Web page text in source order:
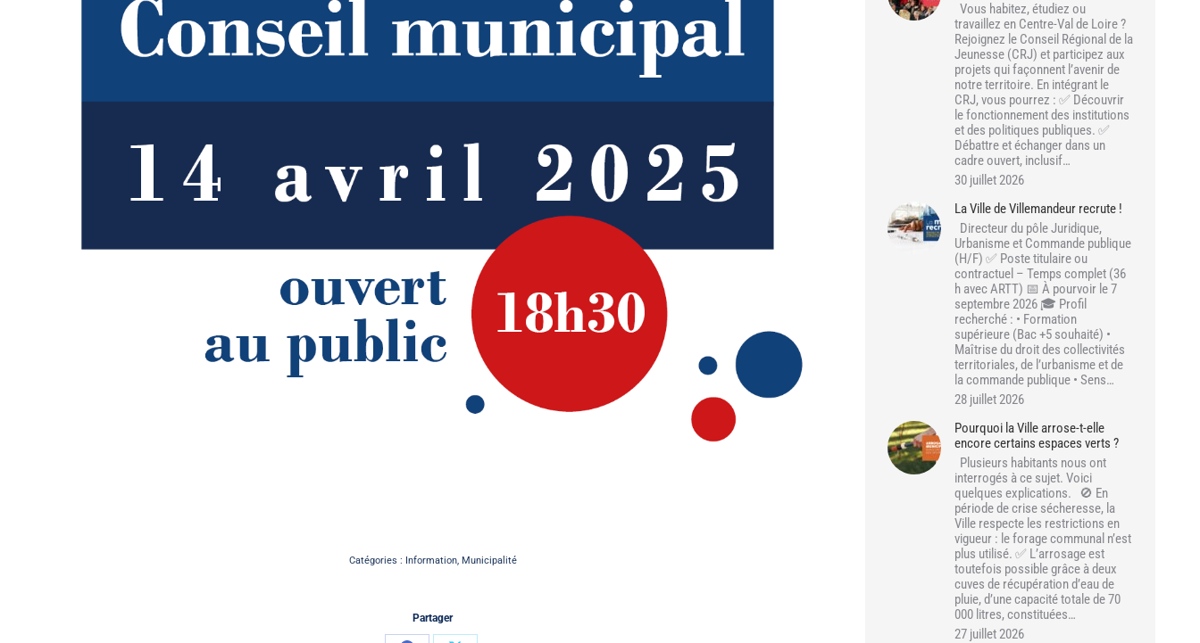
Catégories : Information, Municipalité
Partager
Vous habitez, étudiez ou
travaillez en Centre-Val de Loire ?
Rejoignez le Conseil Régional de la
Jeunesse (CRJ) et participez aux
projets qui façonnent l’avenir de
notre territoire. En intégrant le
CRJ, vous pourrez : ✅ Découvrir
le fonctionnement des institutions
et des politiques publiques. ✅
Débattre et échanger dans un
cadre ouvert, inclusif…
30 juillet 2026
La Ville de Villemandeur recrute !
Directeur du pôle Juridique,
Urbanisme et Commande publique
(H/F) ✅ Poste titulaire ou
contractuel – Temps complet (36
h avec ARTT) 📅 À pourvoir le 7
septembre 2026 🎓 Profil
recherché : • Formation
supérieure (Bac +5 souhaité) •
Maîtrise du droit des collectivités
territoriales, de l’urbanisme et de
la commande publique • Sens…
28 juillet 2026
Pourquoi la Ville arrose-t-elle
encore certains espaces verts ?
Plusieurs habitants nous ont
interrogés à ce sujet. Voici
quelques explications. 🚫 En
période de crise sécheresse, la
Ville respecte les restrictions en
vigueur : le forage communal n’est
plus utilisé. ✅ L’arrosage est
toutefois possible grâce à deux
cuves de récupération d’eau de
pluie, d’une capacité totale de 70
000 litres, constituées…
27 juillet 2026